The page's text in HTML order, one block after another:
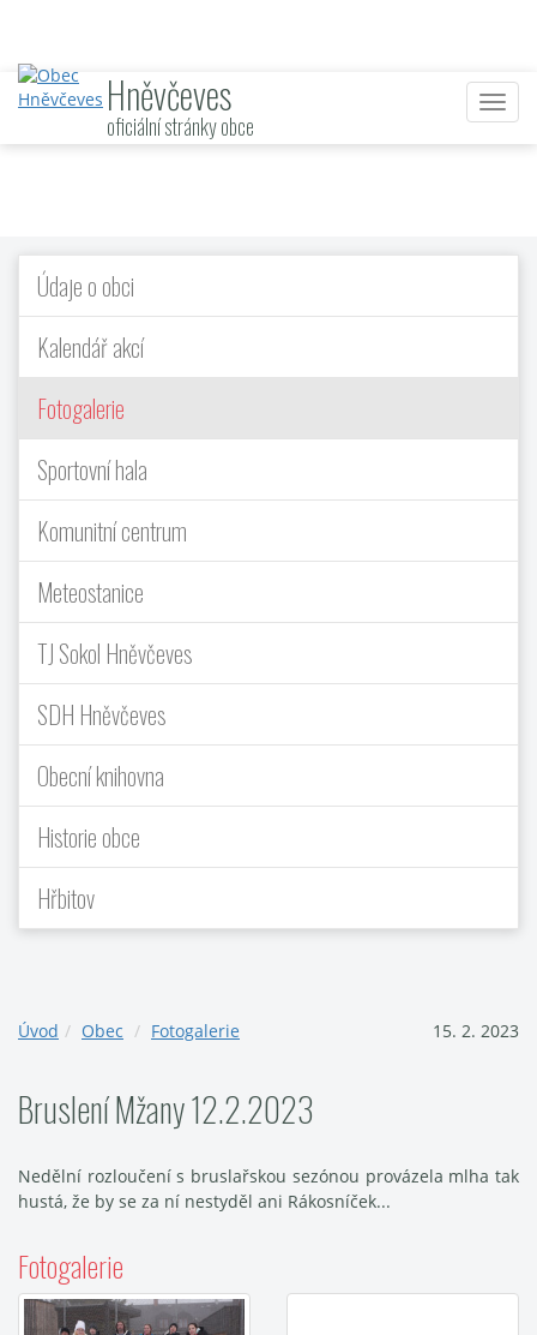
Hněvčeves
oficiální stránky obce
Údaje o obci
Kalendář akcí
Fotogalerie
Sportovní hala
Komunitní centrum
Meteostanice
TJ Sokol Hněvčeves
SDH Hněvčeves
Obecní knihovna
Historie obce
Hřbitov
Úvod Obec Fotogalerie 15. 2. 2023
Bruslení Mžany 12.2.2023
Nedělní rozloučení s bruslařskou sezónou provázela mlha tak
hustá, že by se za ní nestyděl ani Rákosníček...
Fotogalerie